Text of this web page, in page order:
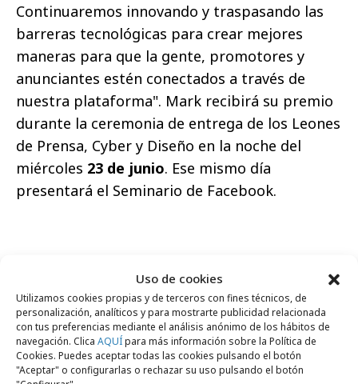
Uso de cookies
Utilizamos cookies propias y de terceros con fines técnicos, de
personalización, analíticos y para mostrarte publicidad relacionada
con tus preferencias mediante el análisis anónimo de los hábitos de
navegación. Clica AQUÍpara más información sobre la Política de
Cookies. Puedes aceptar todas las cookies pulsando el botón
"Aceptar" o configurarlas o rechazar su uso pulsando el botón
Continuaremos innovando y traspasando las
barreras tecnológicas para crear mejores
maneras para que la gente, promotores y
anunciantes estén conectados a través de
nuestra plataforma". Mark recibirá su premio
durante la ceremonia de entrega de los Leones
de Prensa, Cyber y Diseño en la noche del
miércoles 23 de junio. Ese mismo día
presentará el Seminario de Facebook.
Comparte